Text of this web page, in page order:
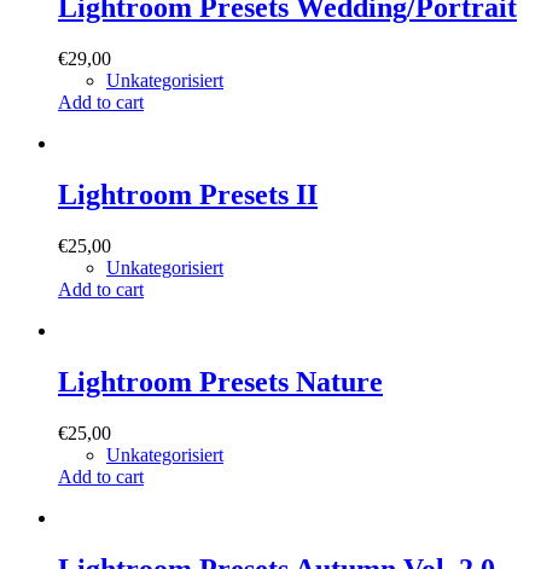
Lightroom Presets Wedding/Portrait
€29,00
Unkategorisiert
Add to cart
Lightroom Presets II
€25,00
Unkategorisiert
Add to cart
Lightroom Presets Nature
€25,00
Unkategorisiert
Add to cart